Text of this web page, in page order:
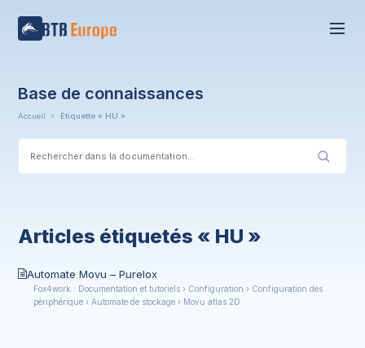
Base de connaissances
Accueil › Étiquette « HU »
Articles étiquetés « HU »
Automate Movu – Purelox
Fox4work : Documentation et tutoriels › Configuration › Configuration des
périphérique › Automate de stockage › Movu atlas 2D